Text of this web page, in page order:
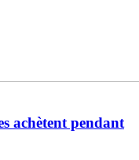
achètent pendant